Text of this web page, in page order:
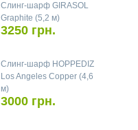
Слинг-шарф GIRASOL
Graphite (5,2 м)
3250 грн.
Слинг-шарф HOPPEDIZ
Los Angeles Copper (4,6
м)
3000 грн.